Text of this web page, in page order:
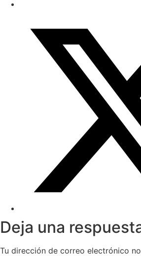
Deja una
Tu dirección de correo electrónico